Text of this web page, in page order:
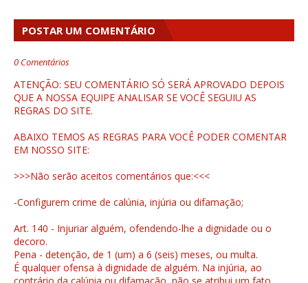
POSTAR UM COMENTÁRIO
0 Comentários
ATENÇÃO: SEU COMENTÁRIO SÓ SERÁ APROVADO DEPOIS
QUE A NOSSA EQUIPE ANALISAR SE VOCÊ SEGUIU AS
REGRAS DO SITE.
ABAIXO TEMOS AS REGRAS PARA VOCÊ PODER COMENTAR
EM NOSSO SITE:
>>>Não serão aceitos comentários que:<<<
-Configurem crime de calúnia, injúria ou difamação;
Art. 140 - Injuriar alguém, ofendendo-lhe a dignidade ou o
decoro.
Pena - detenção, de 1 (um) a 6 (seis) meses, ou multa.
É qualquer ofensa à dignidade de alguém. Na injúria, ao